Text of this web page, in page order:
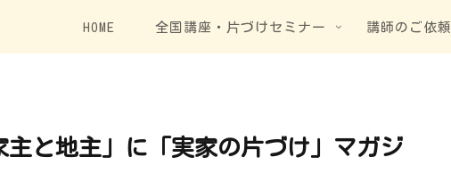
HOME 全国講座・片づけセミナー 講師のご依頼
と地主」に「実家の片づけ」マガジ